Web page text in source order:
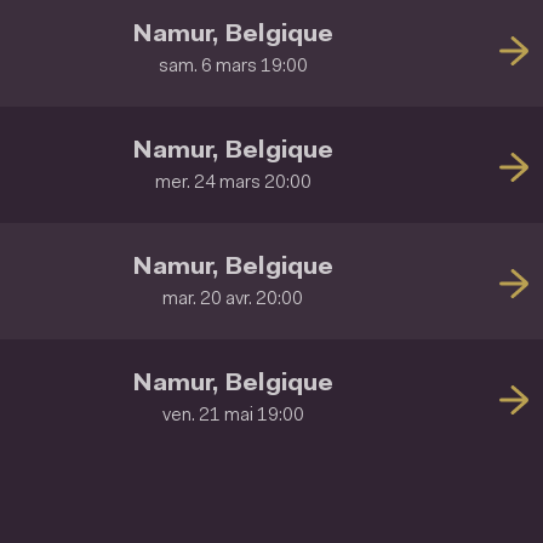
Namur, Belgique
sam. 6 mars 19:00
Namur, Belgique
mer. 24 mars 20:00
Namur, Belgique
mar. 20 avr. 20:00
Namur, Belgique
ven. 21 mai 19:00